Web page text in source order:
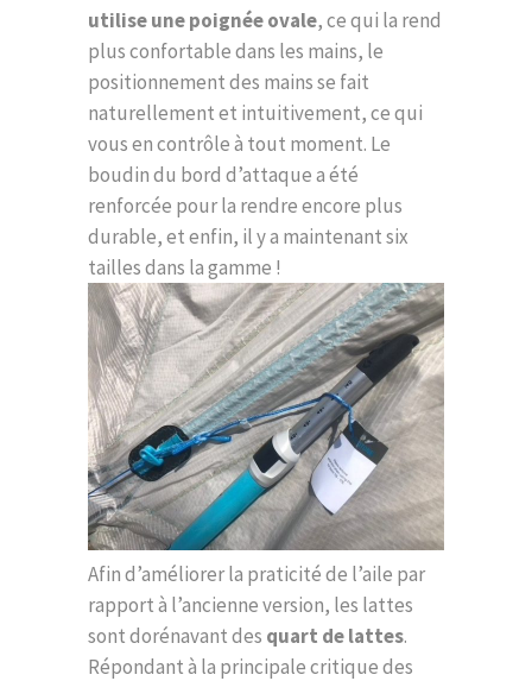
utilise une poignée ovale, ce qui la rend
plus confortable dans les mains, le
positionnement des mains se fait
naturellement et intuitivement, ce qui
vous en contrôle à tout moment. Le
boudin du bord d’attaque a été
renforcée pour la rendre encore plus
durable, et enfin, il y a maintenant six
tailles dans la gamme !
Afin d’améliorer la praticité de l’aile par
rapport à l’ancienne version, les lattes
sont dorénavant des quart de lattes.
Répondant à la principale critique des